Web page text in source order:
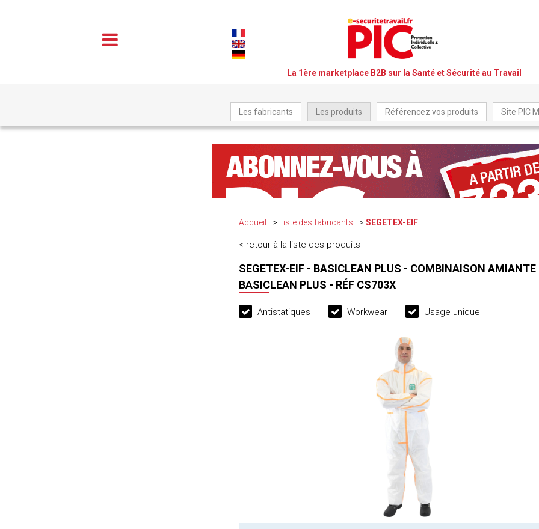
La 1ère marketplace B2B sur la Santé et Sécurité au Travail
Les fabricants Les produits Référencez vos produits Site PIC
Accueil Liste des fabricants SEGETEX-EIF
< retour à la liste des produits
SEGETEX-EIF - BASICLEAN PLUS - COMBINAISON AMIANTE
BASICLEAN PLUS - RÉF CS703X
Antistatiques Workwear Usage unique